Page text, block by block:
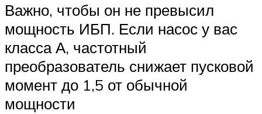
Важно, чтобы он не превысил
мощность ИБП. Если насос у вас
класса А, частотный
преобразователь снижает пусковой
момент до 1,5 от обычной
мощности